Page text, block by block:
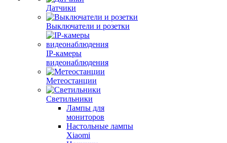
Датчики
Выключатели и розетки
IP-камеры
видеонаблюдения
Метеостанции
Светильники
Лампы для
мониторов
Настольные лампы
Xiaomi